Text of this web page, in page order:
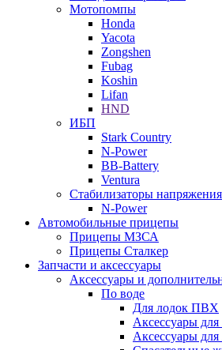
Мотопомпы
Honda
Yacota
Zongshen
Fubag
Koshin
Lifan
HND
ИБП
Stark Country
N-Power
BB-Battery
Ventura
Стабилизаторы напряжения
N-Power
Автомобильные прицепы
Прицепы МЗСА
Прицепы Сталкер
Запчасти и аксессуары
Аксессуары и
По воде
Для лодок ПВХ
Аксессуары для
Аксессуары